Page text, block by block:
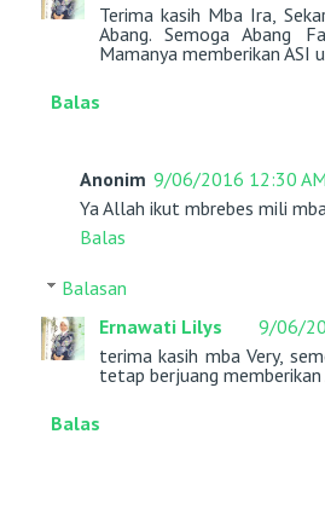
Terima kasih Mba Ira,
Abang. Semoga Abang
Mamanya memberikan ASI
Balas
Anonim 9/06/2016 12:30 AM
Ya Allah ikut mbrebes mili
Balas
Balasan
Ernawati Lilys
9/06/
terima kasih mba Very,
tetap berjuang
Balas